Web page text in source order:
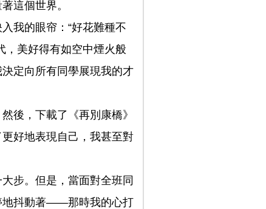
這個世界。
我的眼帘：“好花難種不
，美好得有如空中煙火般
定向所有同學展現我的才
後，下載了《再別康橋》
好地表現自己，我甚至對
步。但是，當面對全班同
地抖動著——那時我的心打